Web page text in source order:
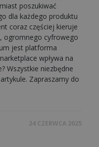
poszukiwać
dla każdego produktu
coraz częściej kieruje
ogromnego cyfrowego
jest platforma
wpływa na
Wszystkie niezbędne
Zapraszamy do
24 CZERWCA 2025